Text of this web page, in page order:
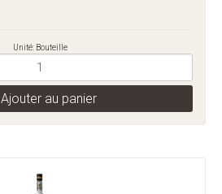
Unité: Bouteille
Ajouter au panier